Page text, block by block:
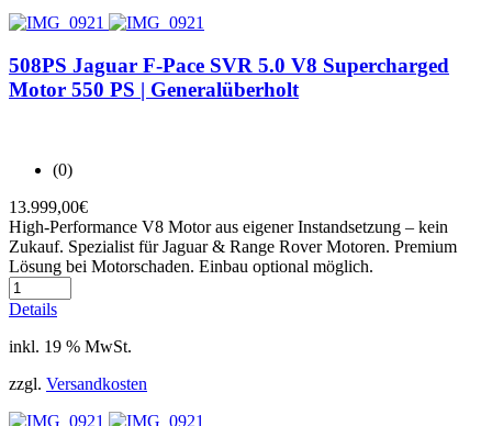
508PS Jaguar F-Pace SVR 5.0 V8 Supercharged
Motor 550 PS | Generalüberholt
(0)
13.999,00€
High-Performance V8 Motor aus eigener Instandsetzung – kein
Zukauf. Spezialist für Jaguar & Range Rover Motoren. Premium
Lösung bei Motorschaden. Einbau optional möglich.
Details
inkl. 19 % MwSt.
zzgl. Versandkosten